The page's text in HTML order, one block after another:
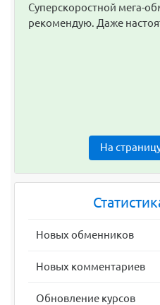
Суперскоростной мега-
рекомендую. Даже
На
Новых обменников
Новых комментариев
Обновление курсов